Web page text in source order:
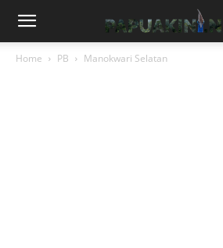
Home PB Manokwari Selatan